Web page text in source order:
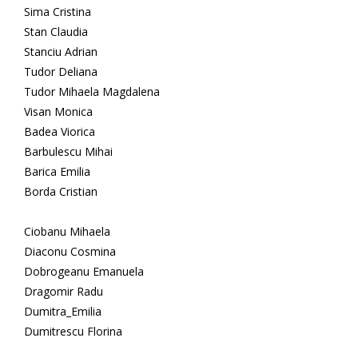
Sima Cristina
Stan Claudia
Stanciu Adrian
Tudor Deliana
Tudor Mihaela Magdalena
Visan Monica
Badea Viorica
Barbulescu Mihai
Barica Emilia
Borda Cristian
Ciobanu Mihaela
Diaconu Cosmina
Dobrogeanu Emanuela
Dragomir Radu
Dumitra_Emilia
Dumitrescu Florina